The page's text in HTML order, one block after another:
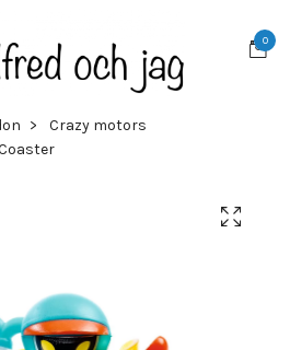
0
Crazy motors